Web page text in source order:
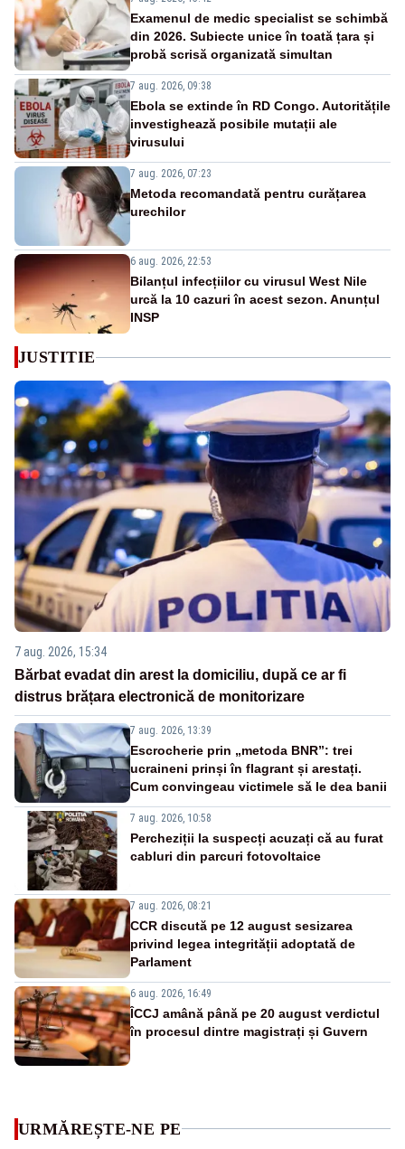
Examenul de medic specialist se schimbă
din 2026. Subiecte unice în toată țara și
probă scrisă organizată simultan
7 aug. 2026, 09:38
Ebola se extinde în RD Congo. Autoritățile
investighează posibile mutații ale
virusului
7 aug. 2026, 07:23
Metoda recomandată pentru curățarea
urechilor
6 aug. 2026, 22:53
Bilanțul infecțiilor cu virusul West Nile
urcă la 10 cazuri în acest sezon. Anunțul
INSP
JUSTITIE
7 aug. 2026, 15:34
Bărbat evadat din arest la domiciliu, după ce ar fi
distrus brățara electronică de monitorizare
7 aug. 2026, 13:39
Escrocherie prin „metoda BNR”: trei
ucraineni prinși în flagrant și arestați.
Cum convingeau victimele să le dea banii
7 aug. 2026, 10:58
Percheziții la suspecți acuzați că au furat
cabluri din parcuri fotovoltaice
7 aug. 2026, 08:21
CCR discută pe 12 august sesizarea
privind legea integrității adoptată de
Parlament
6 aug. 2026, 16:49
ÎCCJ amână până pe 20 august verdictul
în procesul dintre magistrați și Guvern
URMĂREȘTE-NE PE